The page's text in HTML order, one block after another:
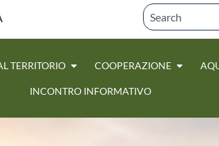
TERRITORIO COOPERAZIONE
INCONTRO INFORMATIVO